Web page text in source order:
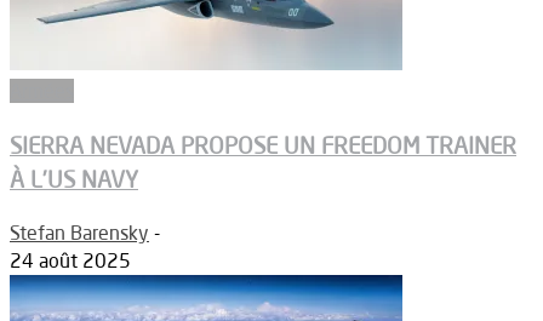
SIERRA NEVADA PROPOSE UN FREEDOM TRAINER
À L’US NAVY
Stefan Barensky -
24 août 2025